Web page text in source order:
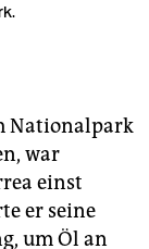
Nationalpark
war
einst
er seine
um Öl an